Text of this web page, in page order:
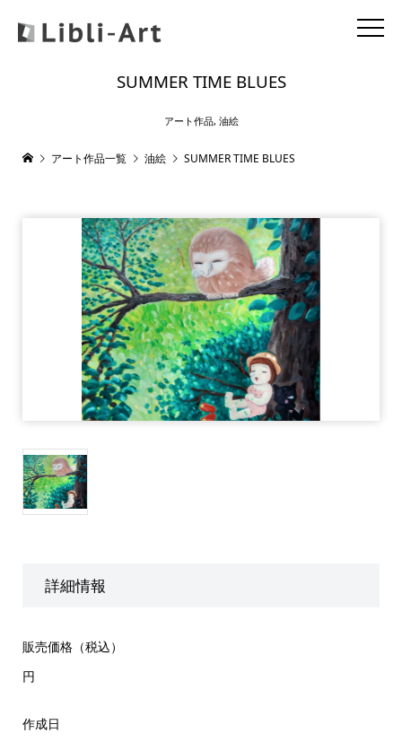
SUMMER TIME BLUES
アート作品, 油絵
アート作品一覧 油絵 SUMMER TIME BLUES
詳細情報
販売価格（税込）
円
作成日